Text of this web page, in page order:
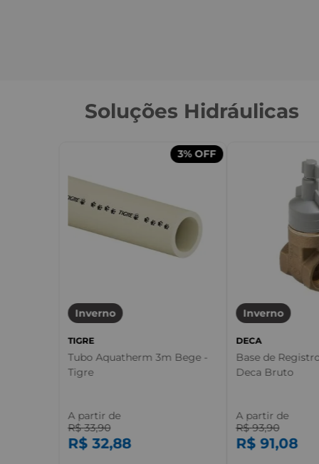
Soluções Hidráulicas
3%OFF
Inverno
TIGRE
Tubo Aquatherm 3m Bege -
Tigre
A partir de
R$ 33,90
R$ 32,88
Inverno
DECA
Base de
Deca Bruto
A partir de
R$ 93,90
R$ 91,08